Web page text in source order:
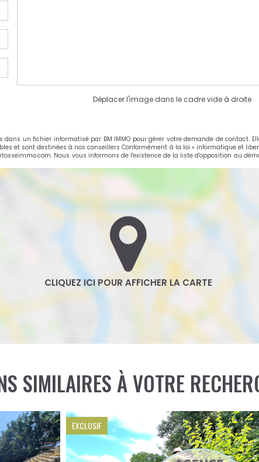
Déplacer l'image dans le cadre vide à droite
un fichier informatisé par BM IMMO pour gérer votre demande de contact.
et sont destinées à nos conseillers Conformément à la loi « informatique et
Nous vous informons de l'existence de la liste d'opposition au
SIMILAIRES À VOTRE
EXCLUSIF